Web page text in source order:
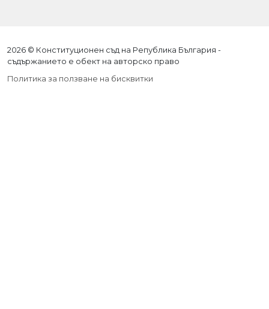
2026 © Конституционен съд на Република България -
съдържанието е обект на авторско право
Политика за ползване на бисквитки